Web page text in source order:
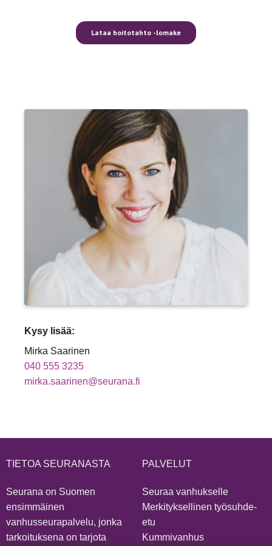
Kysy lisää:
Mirka Saarinen
040 555 3235
mirka.saarinen@seurana.fi
TIETOA SEURANASTA
Seurana on Suomen
ensimmäinen
vanhusseurapalvelu, jonka
tarkoituksena on tarjota
PALVELUT
Seuraa vanhukselle
Merkityksellinen työsuhde-
etu
Kummivanhus